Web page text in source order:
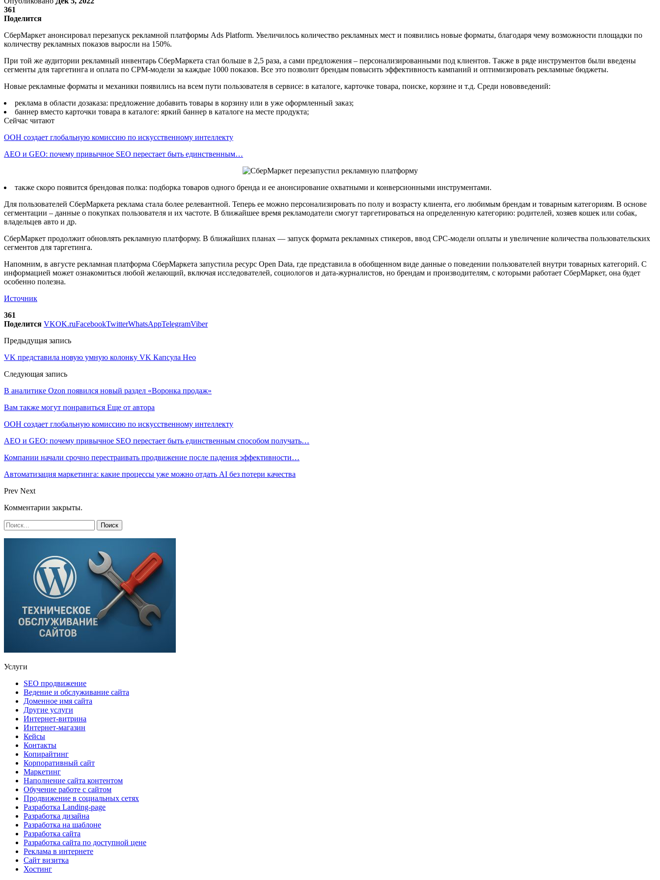
361
Поделится
СберМаркет анонсировал перезапуск рекламной платформы Ads Platform. Увеличилось количество рекламных мест и появились новые форматы, благодаря чему возможности площадки по
количеству рекламных показов выросли на 150%.
При той же аудитории рекламный инвентарь СберМаркета стал больше в 2,5 раза, а сами предложения – персонализированными под клиентов. Также в ряде инструментов были введены
сегменты для таргетинга и оплата по CPM-модели за каждые 1000 показов. Все это позволит брендам повысить эффективность кампаний и оптимизировать рекламные бюджеты.
Новые рекламные форматы и механики появились на всем пути пользователя в сервисе: в каталоге, карточке товара, поиске, корзине и т.д. Среди нововведений:
реклама в области дозаказа: предложение добавить товары в корзину или в уже оформленный заказ;
баннер вместо карточки товара в каталоге: яркий баннер в каталоге на месте продукта;
Сейчас читают
ООН создает глобальную комиссию по искусственному интеллекту
AEO и GEO: почему привычное SEO перестает быть единственным…
также скоро появится брендовая полка: подборка товаров одного бренда и ее анонсирование охватными и конверсионными инструментами.
Для пользователей СберМаркета реклама стала более релевантной. Теперь ее можно персонализировать по полу и возрасту клиента, его любимым брендам и товарным категориям. В основе
сегментации – данные о покупках пользователя и их частоте. В ближайшее время рекламодатели смогут таргетироваться на определенную категорию: родителей, хозяев кошек или собак,
владельцев авто и др.
СберМаркет продолжит обновлять рекламную платформу. В ближайших планах — запуск формата рекламных стикеров, ввод CPC-модели оплаты и увеличение количества пользовательских
сегментов для таргетинга.
Напомним, в августе рекламная платформа СберМаркета запустила ресурс Open Data, где представила в обобщенном виде данные о поведении пользователей внутри товарных категорий. С
информацией может ознакомиться любой желающий, включая исследователей, социологов и дата-журналистов, но брендам и производителям, с которыми работает СберМаркет, она будет
особенно полезна.
Источник
361
Поделится VKOK.ruFacebookTwitterWhatsAppTelegramViber
Предыдущая запись
VK представила новую умную колонку VK Капсула Нео
Следующая запись
В аналитике Ozon появился новый раздел «Воронка продаж»
Вам также могут понравиться Еще от автора
ООН создает глобальную комиссию по искусственному интеллекту
AEO и GEO: почему привычное SEO перестает быть единственным способом получать…
Компании начали срочно перестраивать продвижение после падения эффективности…
Автоматизация маркетинга: какие процессы уже можно отдать AI без потери качества
Prev Next
Комментарии закрыты.
Услуги
SEO продвижение
Ведение и обслуживание сайта
Доменное имя сайта
Другие услуги
Интернет-витрина
Интернет-магазин
Кейсы
Контакты
Копирайтинг
Корпоративный сайт
Маркетинг
Наполнение сайта контентом
Обучение работе с сайтом
Продвижение в социальных сетях
Разработка Landing-page
Разработка дизайна
Разработка на шаблоне
Разработка сайта
Разработка сайта по доступной цене
Реклама в интернете
Сайт визитка
Хостинг